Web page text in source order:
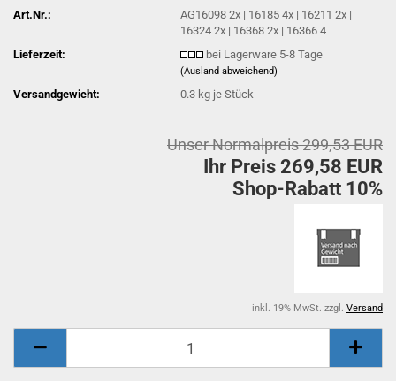
Art.Nr.:
AG16098 2x | 16185 4x | 16211 2x |
16324 2x | 16368 2x | 16366 4
Lieferzeit:
bei Lagerware 5-8 Tage
(Ausland abweichend)
Versandgewicht: 0.3 kg je Stück
Unser Normalpreis 299,53 EUR
Ihr Preis 269,58 EUR
Shop-Rabatt 10%
inkl. 19% MwSt. zzgl. Versand